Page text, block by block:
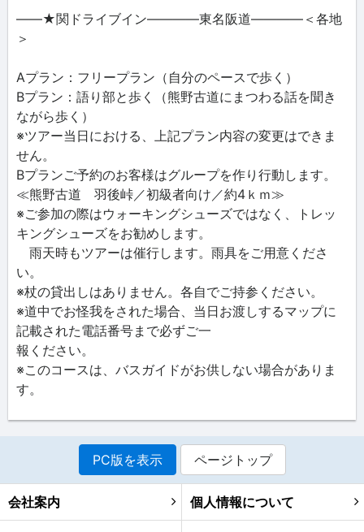
――★関ドライブイン――――東名阪道――――＜各地
＞
Aプラン：フリープラン（自分のペースで歩く）
Bプラン：語り部と歩く（熊野古道にまつわる話を聞き
ながら歩く）
※ツアー当日における、上記プラン内容の変更はできま
せん。
Bプランご予約のお客様はグループを作り行動します。
≪熊野古道 羽後峠／初級者向け／約4ｋｍ≫
※ご参加の際はウォーキングシューズではなく、トレッ
キングシューズをお勧めします。
雨天時もツアーは催行します。雨具をご用意くださ
い。
※杖の貸出しはありません。各自でご持参ください。
※道中でお怪我をされた場合、当日お渡しするマップに
記載された電話番号まで必ずご一
報ください。
※このコースは、バスガイドがお供しない場合がありま
す。
PC版を表示 ページトップ
会社案内 個人情報について